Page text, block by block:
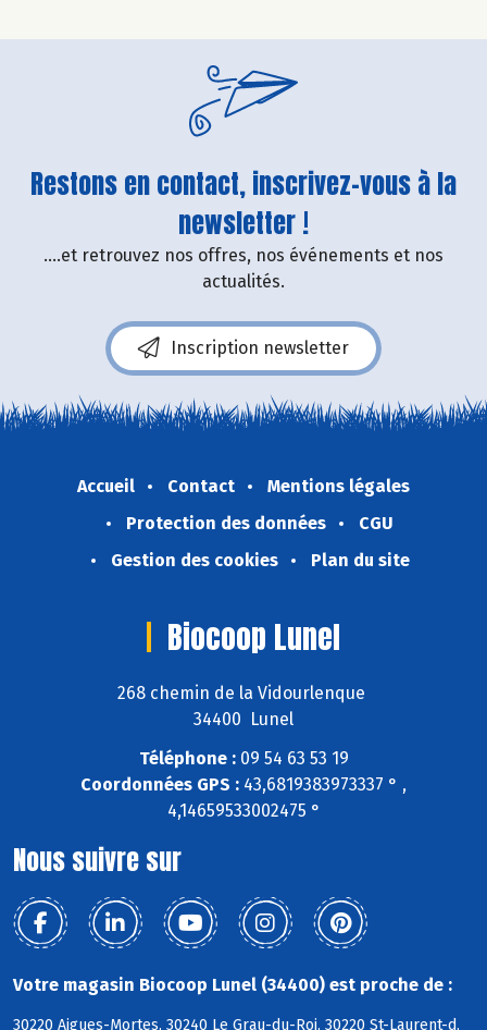
Restons en contact, inscrivez-vous à la
newsletter !
....et retrouvez nos offres, nos événements et nos
actualités.
Inscription newsletter
Accueil Contact
Mentions légales
Protection des données
CGU
Gestion des cookies
Plan du site
Biocoop Lunel
268 chemin de la Vidourlenque
34400 Lunel
Téléphone :09 54 63 53 19
Coordonnées GPS : 43,6819383973337 ° ,
4,14659533002475 °
Nous suivre sur
Votre magasin Biocoop Lunel (34400) est proche de :
30220 Aigues-Mortes, 30240 Le Grau-du-Roi, 30220 St-Laurent-d,